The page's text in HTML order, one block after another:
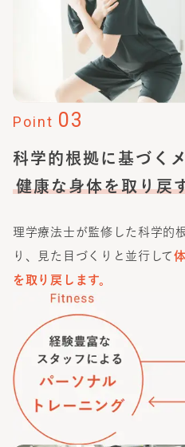
科学的根拠に基づく
健康な身体を取り戻
Point 03
理学療法士が監修した科学的
り、見た目づくりと並行して
を取り戻します。